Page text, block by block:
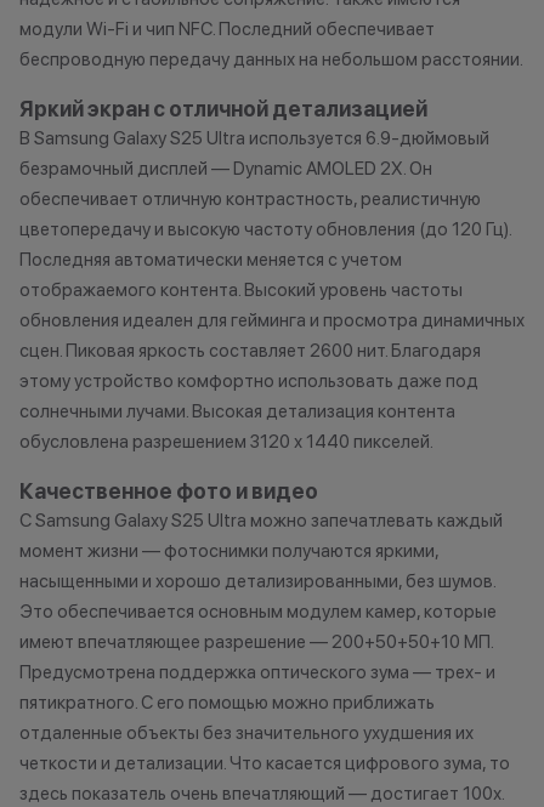
модули Wi-Fi и чип NFC. Последний обеспечивает
беспроводную передачу данных на небольшом расстоянии.
Яркий экран с отличной детализацией
В Samsung Galaxy S25 Ultra используется 6.9-дюймовый
безрамочный дисплей — Dynamic AMOLED 2X. Он
обеспечивает отличную контрастность, реалистичную
цветопередачу и высокую частоту обновления (до 120 Гц).
Последняя автоматически меняется с учетом
отображаемого контента. Высокий уровень частоты
обновления идеален для гейминга и просмотра динамичных
сцен. Пиковая яркость составляет 2600 нит. Благодаря
этому устройство комфортно использовать даже под
солнечными лучами. Высокая детализация контента
обусловлена разрешением 3120 х 1440 пикселей.
Качественное фото и видео
С Samsung Galaxy S25 Ultra можно запечатлевать каждый
момент жизни — фотоснимки получаются яркими,
насыщенными и хорошо детализированными, без шумов.
Это обеспечивается основным модулем камер, которые
имеют впечатляющее разрешение — 200+50+50+10 МП.
Предусмотрена поддержка оптического зума — трех- и
пятикратного. С его помощью можно приближать
отдаленные объекты без значительного ухудшения их
четкости и детализации. Что касается цифрового зума, то
здесь показатель очень впечатляющий — достигает 100х.